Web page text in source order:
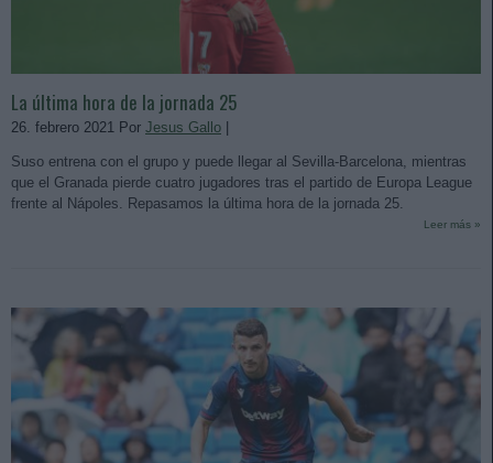
La última hora de la jornada 25
26. febrero 2021 Por Jesus Gallo
Suso entrena con el grupo y puede llegar al Sevilla-Barcelona, mientras
que el Granada pierde cuatro jugadores tras el partido de Europa League
frente al Nápoles. Repasamos la última hora de la jornada 25.
Leer más »